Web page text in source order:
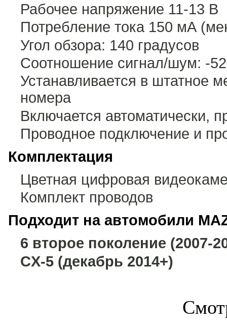
Рабочее напряжение 11-13 В
Потребление тока 150 мА
Угол обзора: 140 градусов
Соотношение сигнал/шум: -
Устанавливается в штатное
номера
Включается автоматически,
Проводное подключение и
Комплектация
Цветная цифровая
Комплект проводов
Подходит на автомобили
6 второе поколение (2007-
CX-5 (декабрь 2014+)